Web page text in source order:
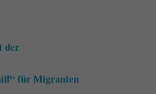
der
für Migranten